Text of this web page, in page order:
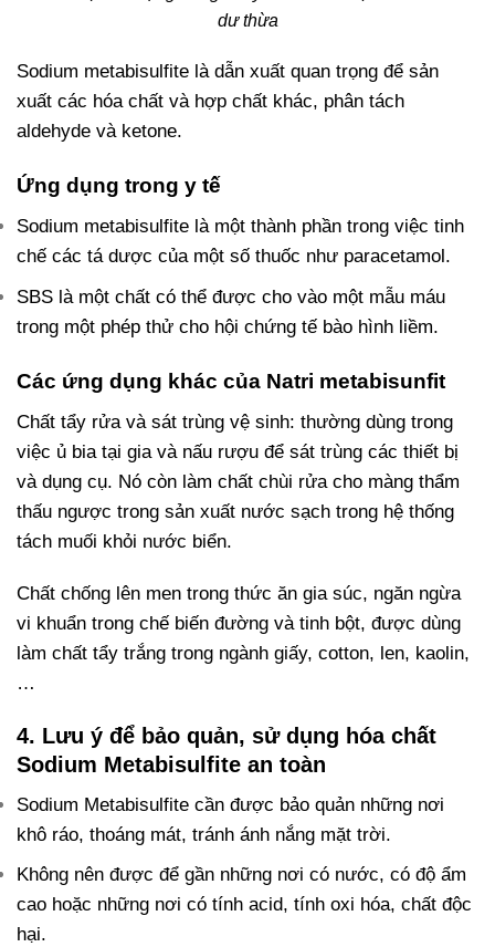
dư thừa
Sodium metabisulfite là dẫn xuất quan trọng để sản
xuất các hóa chất và hợp chất khác, phân tách
aldehyde và ketone.
Ứng dụng trong y tế
Sodium metabisulfite là một thành phần trong việc tinh
chế các tá dược của một số thuốc như paracetamol.
SBS là một chất có thể được cho vào một mẫu máu
trong một phép thử cho hội chứng tế bào hình liềm.
Các ứng dụng khác của Natri metabisunfit
Chất tẩy rửa và sát trùng vệ sinh: thường dùng trong
việc ủ bia tại gia và nấu rượu để sát trùng các thiết bị
và dụng cụ. Nó còn làm chất chùi rửa cho màng thẩm
thấu ngược trong sản xuất nước sạch trong hệ thống
tách muối khỏi nước biển.
Chất chống lên men trong thức ăn gia súc, ngăn ngừa
vi khuẩn trong chế biến đường và tinh bột, được dùng
làm chất tẩy trắng trong ngành giấy, cotton, len, kaolin,
…
4. Lưu ý để bảo quản, sử dụng hóa chất
Sodium Metabisulfite an toàn
Sodium Metabisulfite cần được bảo quản những nơi
khô ráo, thoáng mát, tránh ánh nắng mặt trời.
Không nên được để gần những nơi có nước, có độ ẩm
cao hoặc những nơi có tính acid, tính oxi hóa, chất độc
hại.